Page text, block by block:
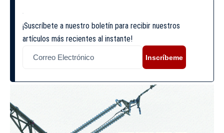
¡Suscríbete a nuestro boletín para recibir nuestros
artículos más recientes al instante!
Inscríbeme